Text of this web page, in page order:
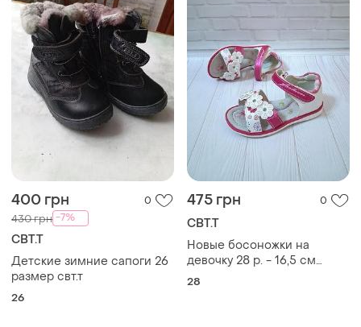
400 грн 0
430 грн -7%
СВТ.Т
Детские зимние сапоги 26
размер свт.т
26
475 грн 0
СВТ.Т
Новые босоножки на
девочку 28 р. - 16,5 см
маломерки
28